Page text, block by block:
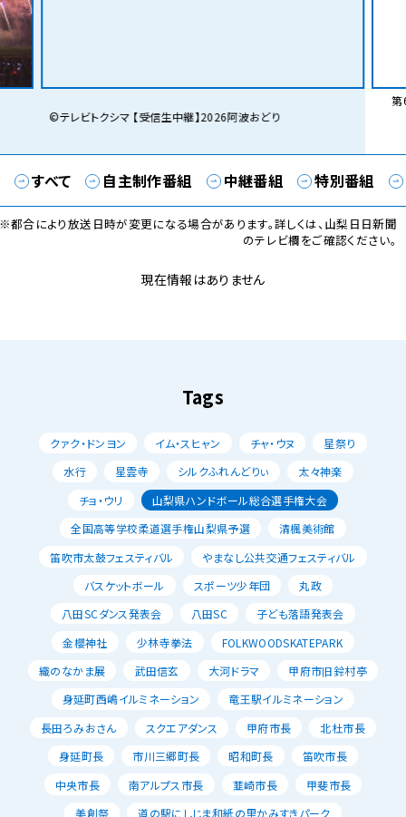
©テレビトクシマ 【受信生中継】2026阿波おどり
第
すべて 自主制作番組 中継番組 特別番組
都合により放送日時が変更になる場合があります。詳しくは、山梨日日新聞
のテレビ欄をご確認ください。
現在情報はありません
Tags
クァク・ドンヨン イム・スヒャン チャ・ウヌ
星祭り
水行
星雲寺 シルクふれんどりぃ
太々神楽
チョ・ウリ
山梨県ハンドボール総合選手権大会
全国高等学校柔道選手権山梨県予選
清楓美術館
笛吹市太鼓フェスティバル
やまなし公共交通フェスティバル
バスケットボール
スポーツ少年団
丸政
八田SCダンス発表会
八田SC
子ども落語発表会
金櫻神社
少林寺拳法
FOLKWOODSKATEPARK
織のなかま展
武田信玄 大河ドラマ
甲府市旧鈴村亭
身延町西嶋イルミネーション
竜王駅イルミネーション
長田ろみおさん
スクエアダンス 甲府市長
北杜市長
身延町長
市川三郷町長 昭和町長
笛吹市長
中央市長
南アルプス市長 韮崎市長
甲斐市長
美創祭
道の駅にしじま和紙の里かみすきパーク